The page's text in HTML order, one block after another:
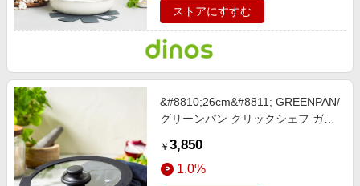
ストアにすすむ
&#8810;26cm&#8811; GREENPAN/
グリーンパン クリックシェフ ガラ
￥ 3,850
1.0%